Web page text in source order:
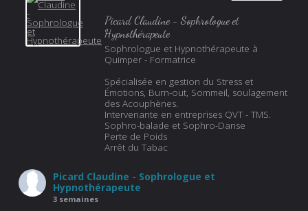
Picard Claudine - Sophrologue et
Hypnothérapeute
Sophrologue et Hypnothérapeute à
Quimper - Formatrice
Spécialisée en gestion du Stress et
Émotions, Burn-out, Sommeil, soulagement
des Acouphènes.
Intervenante en entreprises QVT - TMS.
Sophro-balade et Sophro-Danse
Perte de Poids
Arrêt du Tabac
Picard Claudine - Sophrologue et
Hypnothérapeute
3 semaines